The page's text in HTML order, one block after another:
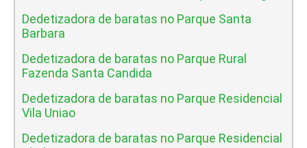
Dedetizadora de baratas no Parque Santa
Barbara
Dedetizadora de baratas no Parque Rural
Fazenda Santa Candida
Dedetizadora de baratas no Parque Residencial
Vila Uniao
Dedetizadora de baratas no Parque Residencial